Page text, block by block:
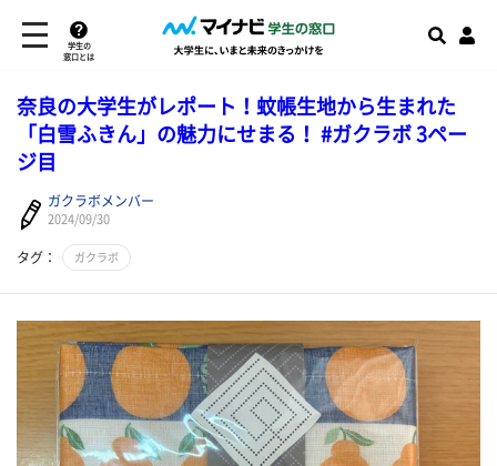
学生の
窓口とは
奈良の大学生がレポート！蚊帳生地から生まれた
「白雪ふきん」の魅力にせまる！ #ガクラボ 3ペー
ジ目
ガクラボメンバー
2024/09/30
タグ： ガクラボ